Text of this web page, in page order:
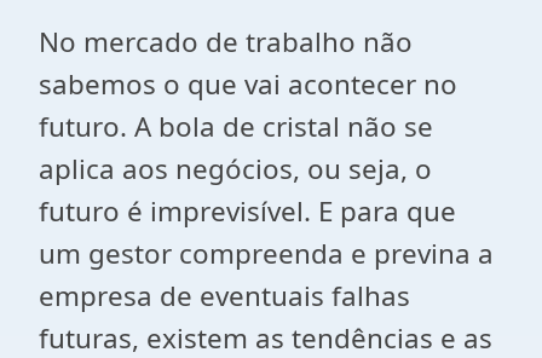
No mercado de trabalho não
sabemos o que vai acontecer no
futuro. A bola de cristal não se
aplica aos negócios, ou seja, o
futuro é imprevisível. E para que
um gestor compreenda e previna a
empresa de eventuais falhas
futuras, existem as tendências e as